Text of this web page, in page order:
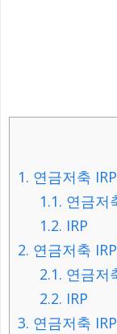
1. 연금저축
1.1. 연금저
1.2. IRP
2. 연금저축
2.1. 연금저
2.2. IRP
3. 연금저축